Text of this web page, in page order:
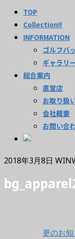
TOP
Collection!!
INFORMATION
ゴルフバ
ギャラリ
総合案内
直営店
お取り扱
会社概要
お問い合
2018年3月8日
更のお